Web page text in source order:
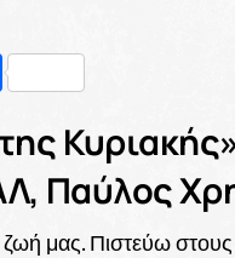
Μοιραστείτε
Παύλος
ζωή μας. Πιστεύω